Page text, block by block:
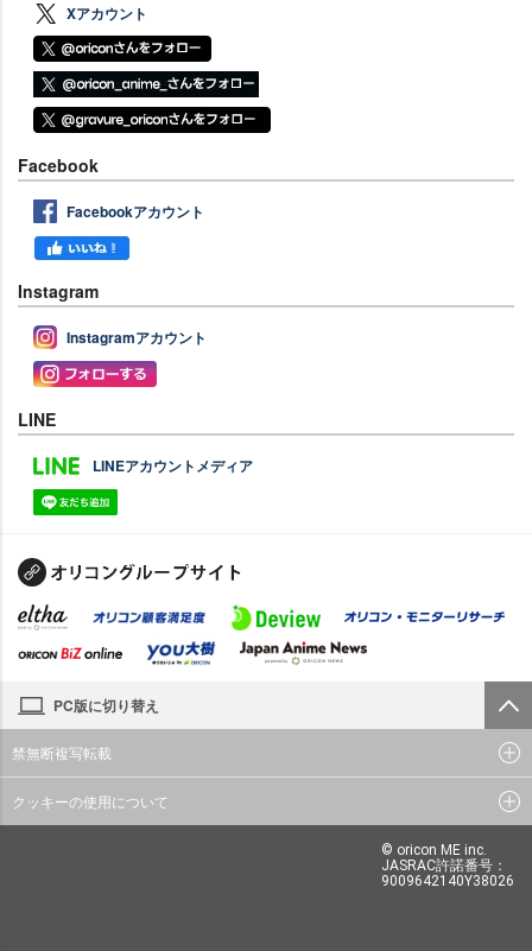
Xアカウント
Facebook
Facebookアカウント
Instagram
Instagramアカウント
LINE
LINEアカウントメディア
PC版に切り替え
禁無断複写転載
クッキーの使用について
© oricon ME inc.
JASRAC許諾番号：
9009642140Y38026